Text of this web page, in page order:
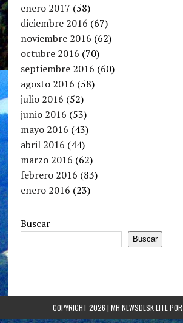
enero 2017 (58)
diciembre 2016 (67)
noviembre 2016 (62)
octubre 2016 (70)
septiembre 2016 (60)
agosto 2016 (58)
julio 2016 (52)
junio 2016 (53)
mayo 2016 (43)
abril 2016 (44)
marzo 2016 (62)
febrero 2016 (83)
enero 2016 (23)
Buscar
Buscar
COPYRIGHT 2026 | MH NEWSDESK LITE POR